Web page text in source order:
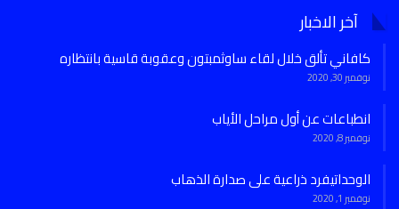
آخر الاخبار
كافاني تألق خلال لقاء ساوثمبتون وعقوبة قاسية بانتظاره
نوفمبر 30, 2020
انطباعات عن أول مراحل الأياب
نوفمبر 8, 2020
الوحداتيفرد ذراعية على صدارة الذهاب
نوفمبر 1, 2020